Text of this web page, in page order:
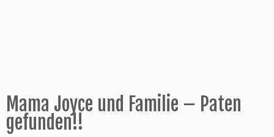
Mama Joyce und Familie – Paten
gefunden!!